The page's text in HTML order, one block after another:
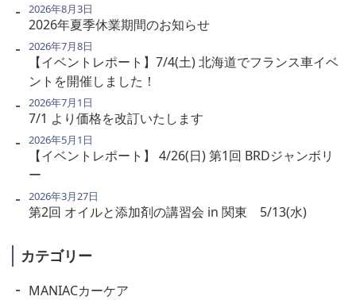
2026年夏季休業期間のお知らせ
2026年8月3日
【イベントレポート】7/4(土) 北海道でフランス車イベ
ントを開催しました！
2026年7月8日
7/1 より価格を改訂いたします
2026年7月1日
【イベントレポート】 4/26(日) 第1回 BRDジャンボリ
ー
2026年5月1日
第2回 オイルと添加剤の講習会 in 関東 5/13(水)
2026年3月27日
カテゴリー
MANIACカーケア